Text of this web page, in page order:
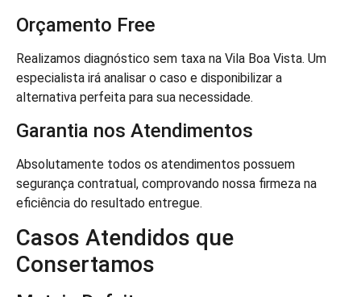
Orçamento Free
Realizamos diagnóstico sem taxa na Vila Boa Vista. Um
especialista irá analisar o caso e disponibilizar a
alternativa perfeita para sua necessidade.
Garantia nos Atendimentos
Absolutamente todos os atendimentos possuem
segurança contratual, comprovando nossa firmeza na
eficiência do resultado entregue.
Casos Atendidos que
Consertamos